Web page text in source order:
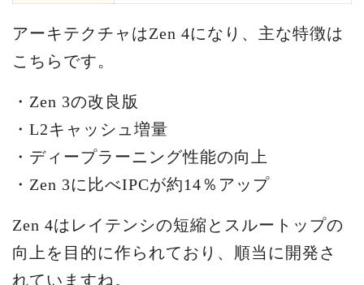
アーキテクチャはZen 4になり、主な特徴は
こちらです。
・Zen 3の改良版
・L2キャッシュ増量
・ディープラーニング性能の向上
・Zen 3に比べIPCが約14％アップ
Zen 4はレイテンシの短縮とスルートップの
向上を目的に作られており、順当に開発さ
れていますね。